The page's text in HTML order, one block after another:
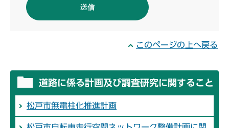
このページの上へ戻る
道路に係る計画及び調査研究に関すること
松戸市無電柱化推進計画